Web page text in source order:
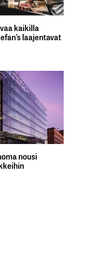
kaikilla
laajentavat
nousi